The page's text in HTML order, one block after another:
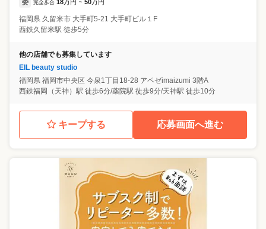
委 完全歩合 18万円 ~ 50万円
福岡県 久留米市 大手町5-21 大手町ビル１F
西鉄久留米駅 徒歩5分
他の店舗でも募集しています
EIL beauty studio
福岡県 福岡市中央区 今泉1丁目18-28 アペゼimaizumi 3階A
西鉄福岡（天神）駅 徒歩6分/薬院駅 徒歩9分/天神駅 徒歩10分
キープする 応募画面へ進む